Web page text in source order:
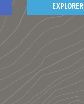
EXPLORER